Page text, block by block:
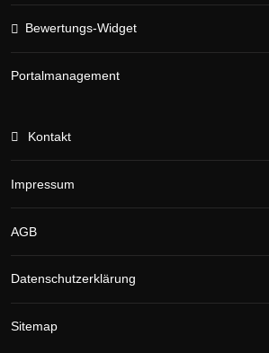
Bewertungs-Widget
Portalmanagement
Kontakt
Impressum
AGB
Datenschutzerklärung
Sitemap